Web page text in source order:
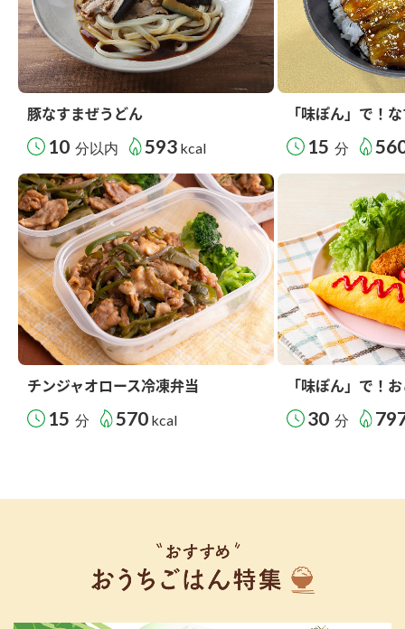
豚なすまぜうどん
10 分以内 593 kcal
「味ぽん」で！
15 分
チンジャオロース冷凍弁当
15 分 570 kcal
「味ぽん」で！
30 分